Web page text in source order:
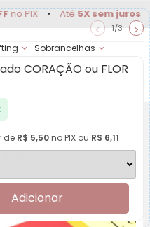
• Até5X sem juros •
Sobrancelhas
Achadinhos Minha
< 1/3 >
CORAÇÃO ou FLOR
de R$ 5,50no PIX ou R$ 6,11
Adicionar